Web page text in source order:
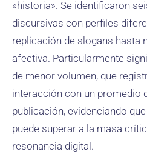
«historia». Se identificaron
discursivas con perfiles
replicación de slogans hasta
afectiva. Particularmente
de menor volumen, que
interacción con un promedio
publicación, evidenciando
puede superar a la masa
resonancia digital.